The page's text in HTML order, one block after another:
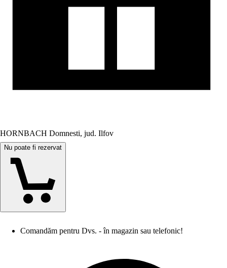
HORNBACH Domnesti, jud. Ilfov
Nu poate fi rezervat
Comandăm pentru Dvs. - în magazin sau telefonic!